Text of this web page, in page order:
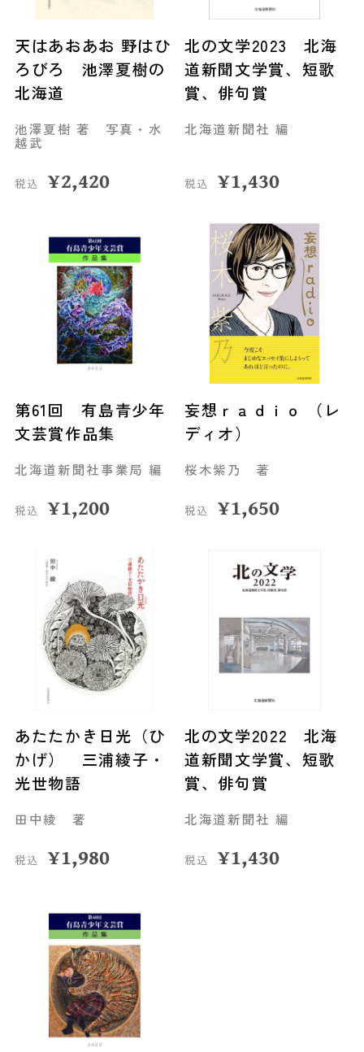
天はあおあお 野はひ
ろびろ 池澤夏樹の
北海道
池澤夏樹 著 写真・水
越武
税込 ¥2,420
北の文学2023 北海
道新聞文学賞、短歌
賞、俳句賞
北海道新聞社 編
税込 ¥1,430
第61回 有島青少年
文芸賞作品集
北海道新聞社事業局 編
税込 ¥1,200
妄想ｒａｄｉｏ （レ
ディオ）
桜木紫乃 著
税込 ¥1,650
あたたかき日光（ひ
かげ） 三浦綾子・
光世物語
田中綾 著
税込 ¥1,980
北の文学2022 北海
道新聞文学賞、短歌
賞、俳句賞
北海道新聞社 編
税込 ¥1,430